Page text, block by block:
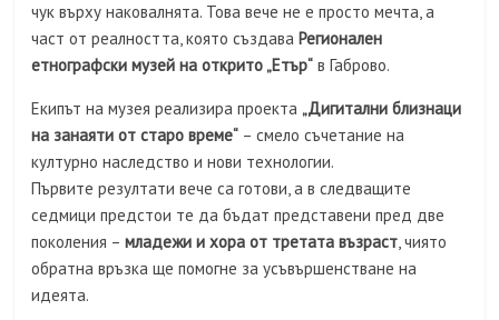
чук върху наковалнята. Това вече не е просто мечта, а
част от реалността, която създаваРегионален
етнографски музей на открито „Етър“ в Габрово.
Екипът на музея реализира проекта „Дигитални близнаци
на занаяти от старо време“ – смело съчетание на
културно наследство и нови технологии.
Първите резултати вече са готови, а в следващите
седмици предстои те да бъдат представени пред две
поколения –младежи и хора от третата възраст, чиято
обратна връзка ще помогне за усъвършенстване на
идеята.